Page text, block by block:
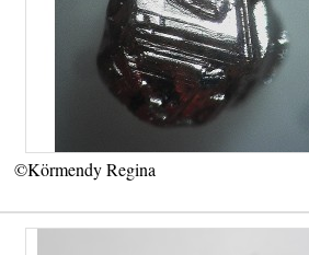
©Körmendy Regina